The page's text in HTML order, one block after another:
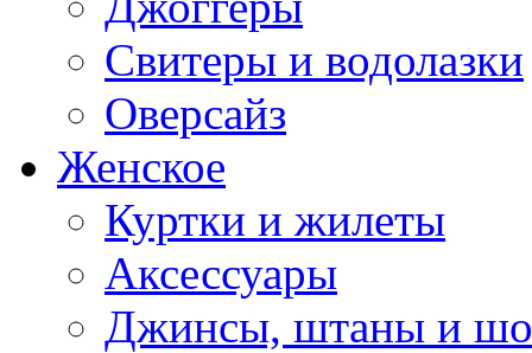
Свитеры и водолазки
Оверсайз
Женское
Куртки и жилеты
Аксессуары
Джинсы, штаны и